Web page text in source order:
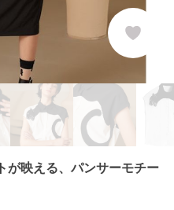
が映える、パンサーモチー